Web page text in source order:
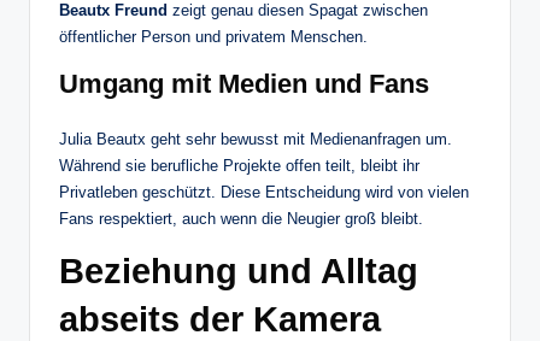
Beautx Freund zeigt genau diesen Spagat zwischen
öffentlicher Person und privatem Menschen.
Umgang mit Medien und Fans
Julia Beautx geht sehr bewusst mit Medienanfragen um.
Während sie berufliche Projekte offen teilt, bleibt ihr
Privatleben geschützt. Diese Entscheidung wird von vielen
Fans respektiert, auch wenn die Neugier groß bleibt.
Beziehung und Alltag
abseits der Kamera